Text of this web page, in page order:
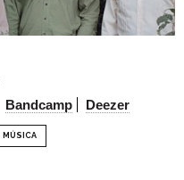
Bandcamp Deezer
MÚSICA